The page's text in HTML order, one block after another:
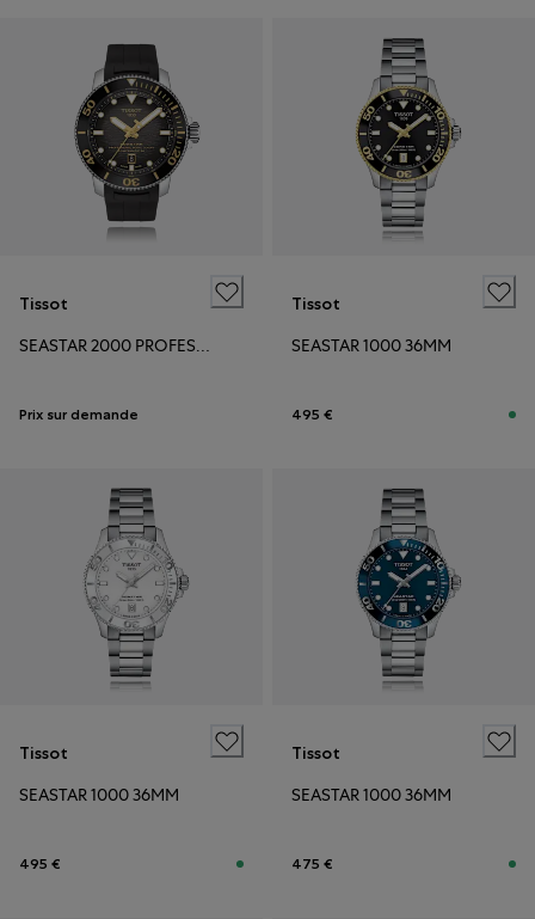
Tissot
SEASTAR 2000 PROFESSIONAL POWERMATIC 80
Prix sur demande
Tissot
SEASTAR 1000 36MM
495 €
Tissot
SEASTAR 1000 36MM
495 €
Tissot
SEASTAR 1000 36MM
475 €